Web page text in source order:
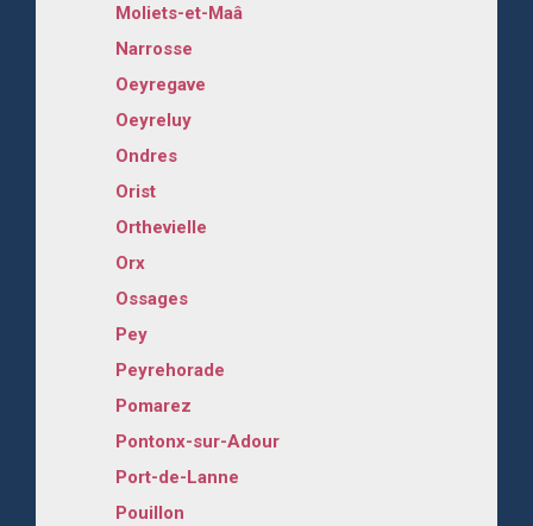
Moliets-et-Maâ
Narrosse
Oeyregave
Oeyreluy
Ondres
Orist
Orthevielle
Orx
Ossages
Pey
Peyrehorade
Pomarez
Pontonx-sur-Adour
Port-de-Lanne
Pouillon